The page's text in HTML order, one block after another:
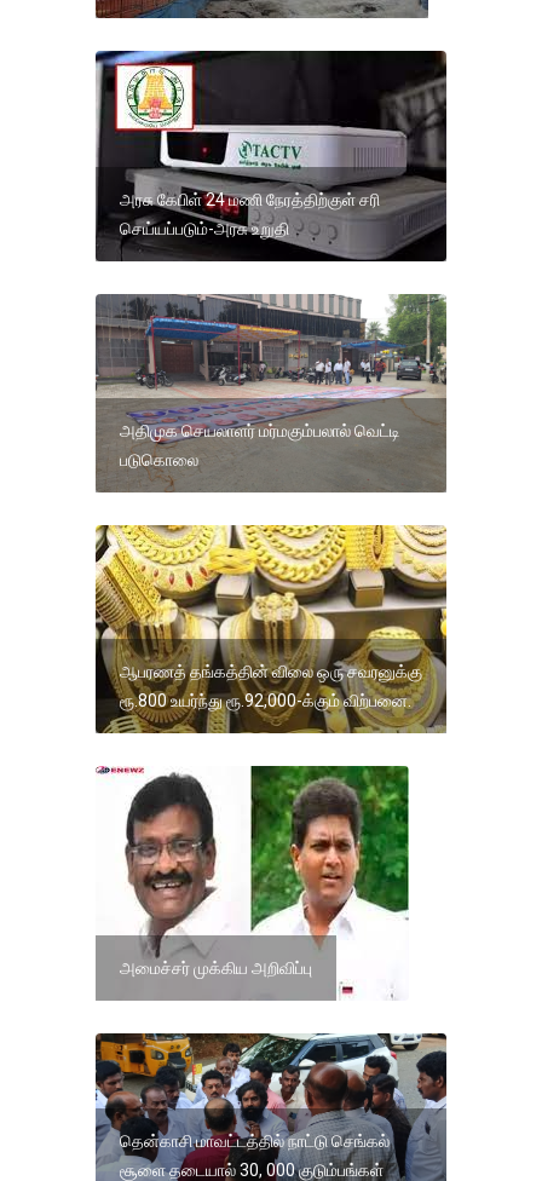
அரசு கேபிள் 24 மணி நேரத்திற்குள் சரி
செய்யப்படும்-அரசு உறுதி
அதிமுக செயலாளர் மர்மகும்பலால் வெட்டி
படுகொலை
ஆபரணத் தங்கத்தின் விலை ஒரு சவரனுக்கு
ரூ.800 உயர்ந்து ரூ.92,000-க்கும் விற்பனை.
அமைச்சர் முக்கிய அறிவிப்பு
தென்காசி மாவட்டத்தில் நாட்டு செங்கல்
சூளை தடையால் 30, 000 குடும்பங்கள்